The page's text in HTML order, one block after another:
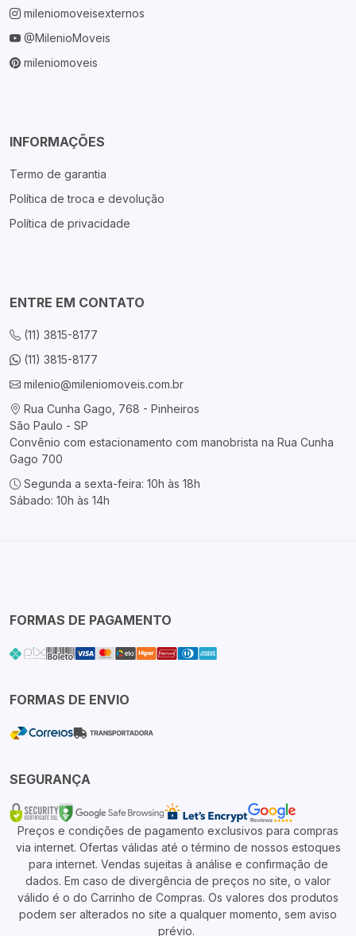
mileniomoveisexternos
@MilenioMoveis
mileniomoveis
INFORMAÇÕES
Termo de garantia
Política de troca e devolução
Política de privacidade
ENTRE EM CONTATO
(11) 3815-8177
(11) 3815-8177
milenio@mileniomoveis.com.br
Rua Cunha Gago, 768 - Pinheiros
São Paulo - SP
Convênio com estacionamento com manobrista na Rua Cunha
Gago 700
Segunda a sexta-feira: 10h às 18h
Sábado: 10h às 14h
FORMAS DE PAGAMENTO
FORMAS DE ENVIO
SEGURANÇA
Preços e condições de pagamento exclusivos para compras
via internet. Ofertas válidas até o término de nossos estoques
para internet. Vendas sujeitas à análise e confirmação de
dados. Em caso de divergência de preços no site, o valor
válido é o do Carrinho de Compras. Os valores dos produtos
podem ser alterados no site a qualquer momento, sem aviso
prévio.